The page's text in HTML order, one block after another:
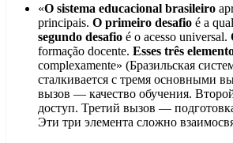
«O sistema educacional brasileiro
principais. O primeiro desafio é a
segundo desafio é o acesso universal.
formação docente. Esses três
complexamente» (Бразильская
сталкивается с тремя основными
вызов — качество обучения.
доступ. Третий вызов —
Эти три элемента сложно